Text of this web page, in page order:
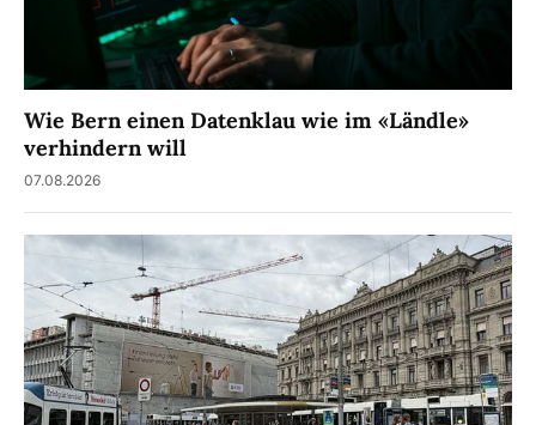
Wie Bern einen Datenklau wie im «Ländle»
verhindern will
07.08.2026